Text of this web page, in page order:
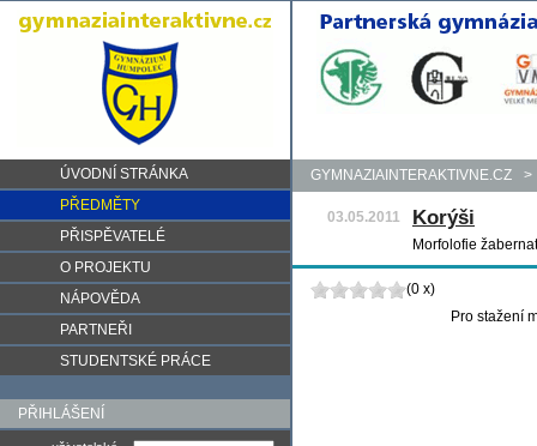
ÚVODNÍ STRÁNKA
PŘEDMĚTY
PŘISPĚVATELÉ
O PROJEKTU
NÁPOVĚDA
PARTNEŘI
STUDENTSKÉ PRÁCE
PŘIHLÁŠENÍ
GYMNAZIAINTERAKTIVNE.CZ >
03.05.2011 Korýši
Morfolofie
(0 x)
Pro stažení